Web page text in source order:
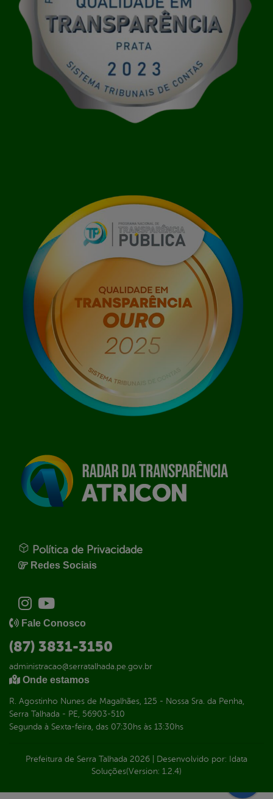
Política de Privacidade
Redes Sociais
Fale Conosco
(87) 3831-3150
administracao@serratalhada.pe.gov.br
Onde estamos
R. Agostinho Nunes de Magalhães, 125 - Nossa Sra. da Penha,
Serra Talhada - PE, 56903-510
Segunda à Sexta-feira, das 07:30hs às 13:30hs
Prefeitura de Serra Talhada 2026 Desenvolvido por: Idata
Soluções(Version: 1.2.4)